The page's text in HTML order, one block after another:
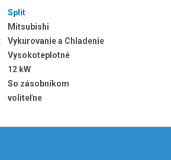
Split
Mitsubishi
:
Vykurovanie a Chladenie
Vysokoteplotné
12 kW
So zásobníkom
voliteľne